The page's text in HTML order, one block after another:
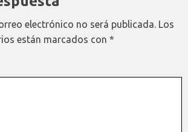
electrónico no será publicada. Los
están marcados con *